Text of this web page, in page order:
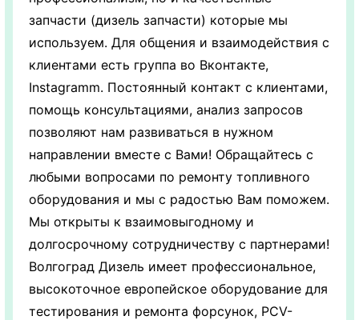
запчасти (дизель запчасти) которые мы
используем. Для общения и взаимодействия с
клиентами есть группа во Вконтакте,
Instagramm. Постоянный контакт с клиентами,
помощь консультациями, анализ запросов
позволяют нам развиваться в нужном
направлении вместе с Вами! Обращайтесь с
любыми вопросами по ремонту топливного
оборудования и мы с радостью Вам поможем.
Мы открыты к взаимовыгодному и
долгосрочному сотрудничеству с партнерами!
Волгоград Дизель имеет профессиональное,
высокоточное европейское оборудование для
тестирования и ремонта форсунок, PCV-